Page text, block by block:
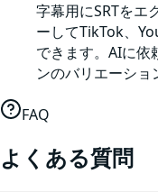
字幕用にSRTをエ
ーしてTikTok、
できます。AIに依
ンのバリエーショ
FAQ
よくある質問